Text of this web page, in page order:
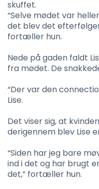
skuffet.
“Selve mødet var
det blev det
fortæller hun.
Nede på gaden faldt
fra mødet. De
“Der var den
Lise.
Det viser sig, at
derigennem blev Lise
“Siden har jeg bare
ind i det og har brugt
det,” fortæller hun.